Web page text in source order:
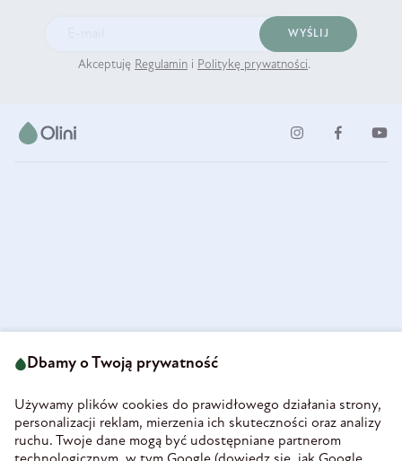
WYŚLIJ
Akceptuję Regulamin i Politykę prywatności.
58-160 Świebodzice
REGON 890213034
INFORMACJE
Dbamy o Twoją prywatność
Używamy plików cookies do prawidłowego działania strony,
personalizacji reklam, mierzenia ich skuteczności oraz analizy
ruchu. Twoje dane mogą być udostępniane partnerom